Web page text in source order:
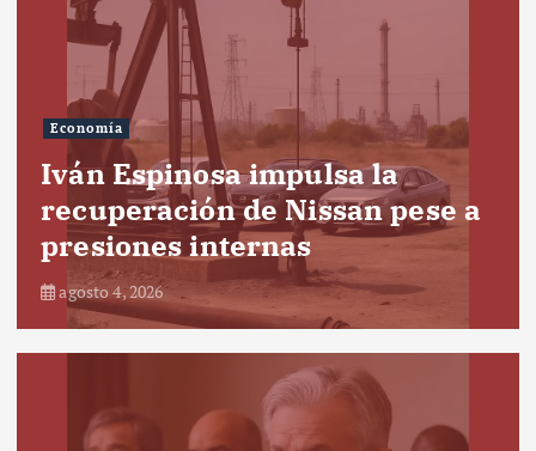
Economía
Iván Espinosa impulsa la
recuperación de Nissan pese a
presiones internas
agosto 4, 2026